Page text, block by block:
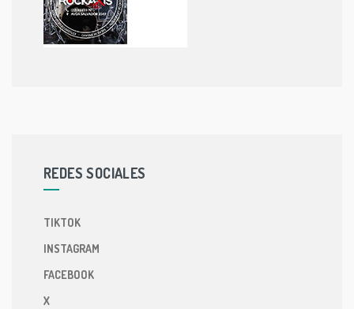
REDES SOCIALES
TIKTOK
INSTAGRAM
FACEBOOK
X